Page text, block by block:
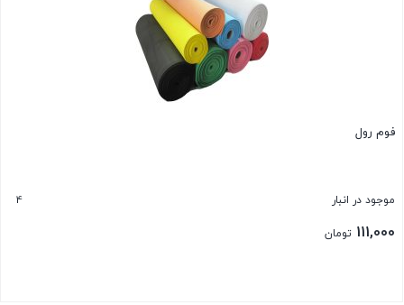
فوم رول
موجود در انبار 4
111,000 تومان